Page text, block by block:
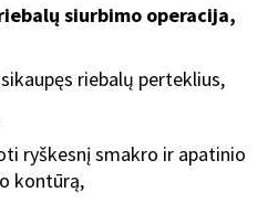
siurbimo operacija,
riebalų perteklius,
ryškesnį smakro ir apatinio
kontūrą,